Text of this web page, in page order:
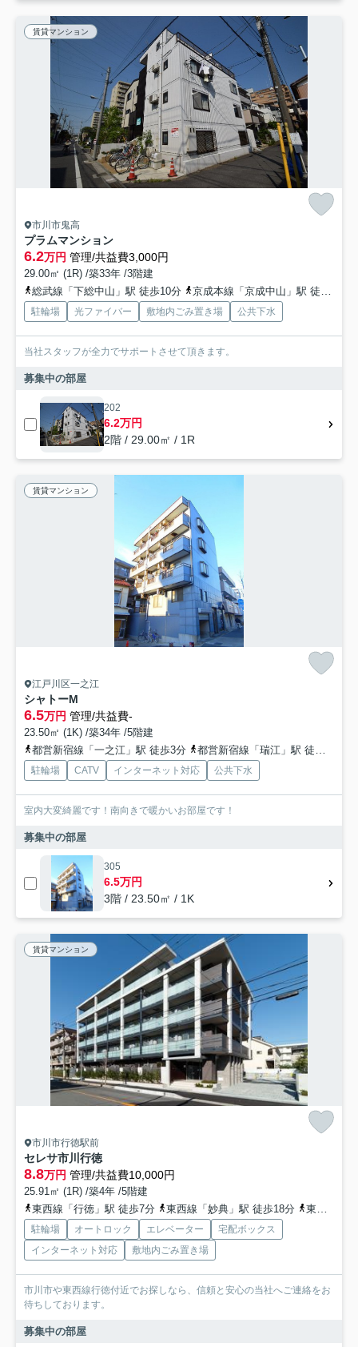
賃貸マンション
市川市鬼高
プラムマンション
6.2万円 管理/共益費3,000円
29.00㎡ (1R) /築33年 /3階建
総武線「下総中山」駅 徒歩10分
京成本線「京成中山」駅 徒歩13分
駐輪場 光ファイバー 敷地内ごみ置き場 公共下水
当社スタッフが全力でサポートさせて頂きます。
募集中の部屋
202
6.2万円
2階 / 29.00㎡ / 1R
賃貸マンション
江戸川区一之江
シャトーM
6.5万円 管理/共益費-
23.50㎡ (1K) /築34年 /5階建
都営新宿線「一之江」駅 徒歩3分
都営新宿線「瑞江」駅 徒歩22分
駐輪場 CATV インターネット対応 公共下水
室内大変綺麗です！南向きで暖かいお部屋です！
募集中の部屋
305
6.5万円
3階 / 23.50㎡ / 1K
賃貸マンション
市川市行徳駅前
セレサ市川行徳
8.8万円 管理/共益費10,000円
25.91㎡ (1R) /築4年 /5階建
東西線「行徳」駅 徒歩7分
東西線「妙典」駅 徒歩18分 東西線「南行徳」駅 徒歩26分
駐輪場 オートロック エレベーター
宅配ボックス
インターネット対応
敷地内ごみ置き場
市川市や東西線行徳付近でお探しなら、信頼と安心の当社へご連絡をお
待ちしております。
募集中の部屋